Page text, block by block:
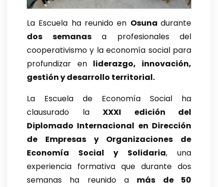
La Escuela ha reunido en Osunadurante
dos semanasa profesionales del
cooperativismo y la economía social para
profundizar en liderazgo, innovación,
gestión y desarrollo territorial.
La Escuela de Economía Social ha
clausurado la XXXI edición del
Diplomado Internacional en Dirección
de Empresas y Organizaciones de
Economía Social y Solidaria, una
experiencia formativa que durante dos
semanas ha reunido a más de 50